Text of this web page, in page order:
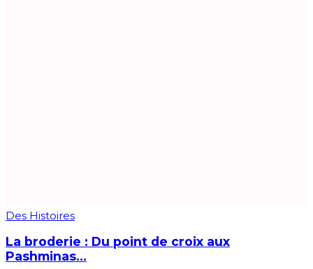
Des Histoires
La broderie : Du point de croix aux
Pashminas…